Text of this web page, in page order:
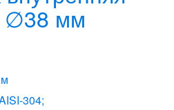
∅38 мм
304;